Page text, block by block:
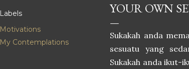
Labels
Motivations
My Contemplations
YOUR OWN
Sukakah anda
sesuatu yang
Sukakah anda ikut-